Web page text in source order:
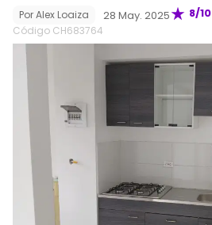
8/10
PorAlex Loaiza 28 May. 2025
Código CH683764